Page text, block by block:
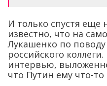
И только спустя еще
известно, что на
Лукашенко по
российского
интервью,
что Путин ему что-то